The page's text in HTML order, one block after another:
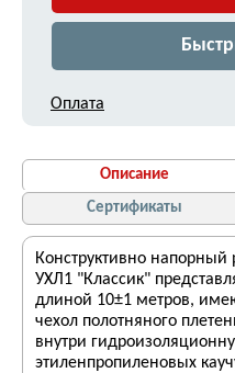
Оплата
Описание
Сертификаты
Конструктивно
УХЛ1 "Классик"
длиной 10±1 метров,
чехол полотняного
внутри
этиленпропиленовых